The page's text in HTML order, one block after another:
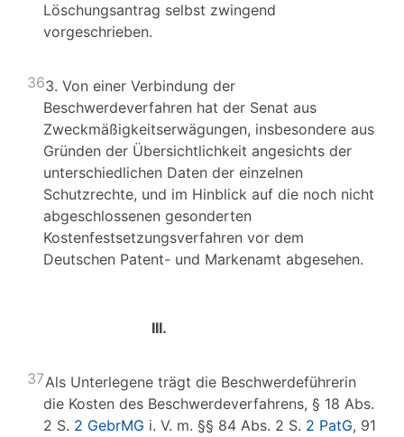
Löschungsantrag selbst zwingend
vorgeschrieben.
363. Von einer Verbindung der
Beschwerdeverfahren hat der Senat aus
Zweckmäßigkeitserwägungen, insbesondere aus
Gründen der Übersichtlichkeit angesichts der
unterschiedlichen Daten der einzelnen
Schutzrechte, und im Hinblick auf die noch nicht
abgeschlossenen gesonderten
Kostenfestsetzungsverfahren vor dem
Deutschen Patent- und Markenamt abgesehen.
III.
37Als Unterlegene trägt die Beschwerdeführerin
die Kosten des Beschwerdeverfahrens, § 18 Abs.
2 S. 2 GebrMG i. V. m. §§ 84 Abs. 2 S. 2 PatG, 91